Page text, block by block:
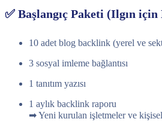
✅ Başlangıç Paketi (Ilgın
10 adet blog backlink (yerel ve
3 sosyal imleme bağlantısı
1 tanıtım yazısı
1 aylık backlink raporu
➡ Yeni kurulan işletmeler ve